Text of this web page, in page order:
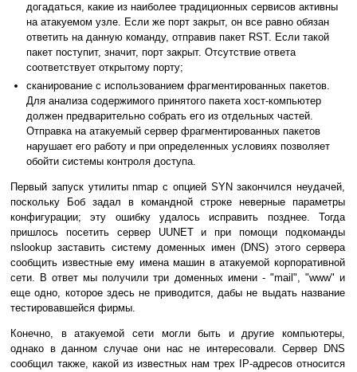
догадаться, какие из наиболее традиционных сервисов активны
на атакуемом узле. Если же порт закрыт, он все равно обязан
ответить на данную команду, отправив пакет RST. Если такой
пакет поступит, значит, порт закрыт. Отсутствие ответа
соответствует открытому порту;
сканирование с использованием фрагментированных пакетов.
Для анализа содержимого принятого пакета хост-компьютер
должен предварительно собрать его из отдельных частей.
Отправка на атакуемый сервер фрагментированных пакетов
нарушает его работу и при определенных условиях позволяет
обойти системы контроля доступа.
Первый запуск утилиты nmap с опцией SYN закончился неудачей,
поскольку Боб задал в командной строке неверные параметры
конфигурации; эту ошибку удалось исправить позднее. Тогда
пришлось посетить сервер UUNET и при помощи подкоманды
nslookup заставить систему доменных имен (DNS) этого сервера
сообщить известные ему имена машин в атакуемой корпоративной
сети. В ответ мы получили три доменных имени - "mail", "www" и
еще одно, которое здесь не приводится, дабы не выдать название
тестировавшейся фирмы.
Конечно, в атакуемой сети могли быть и другие компьютеры,
однако в данном случае они нас не интересовали. Сервер DNS
сообщил также, какой из известных нам трех IP-адресов относится